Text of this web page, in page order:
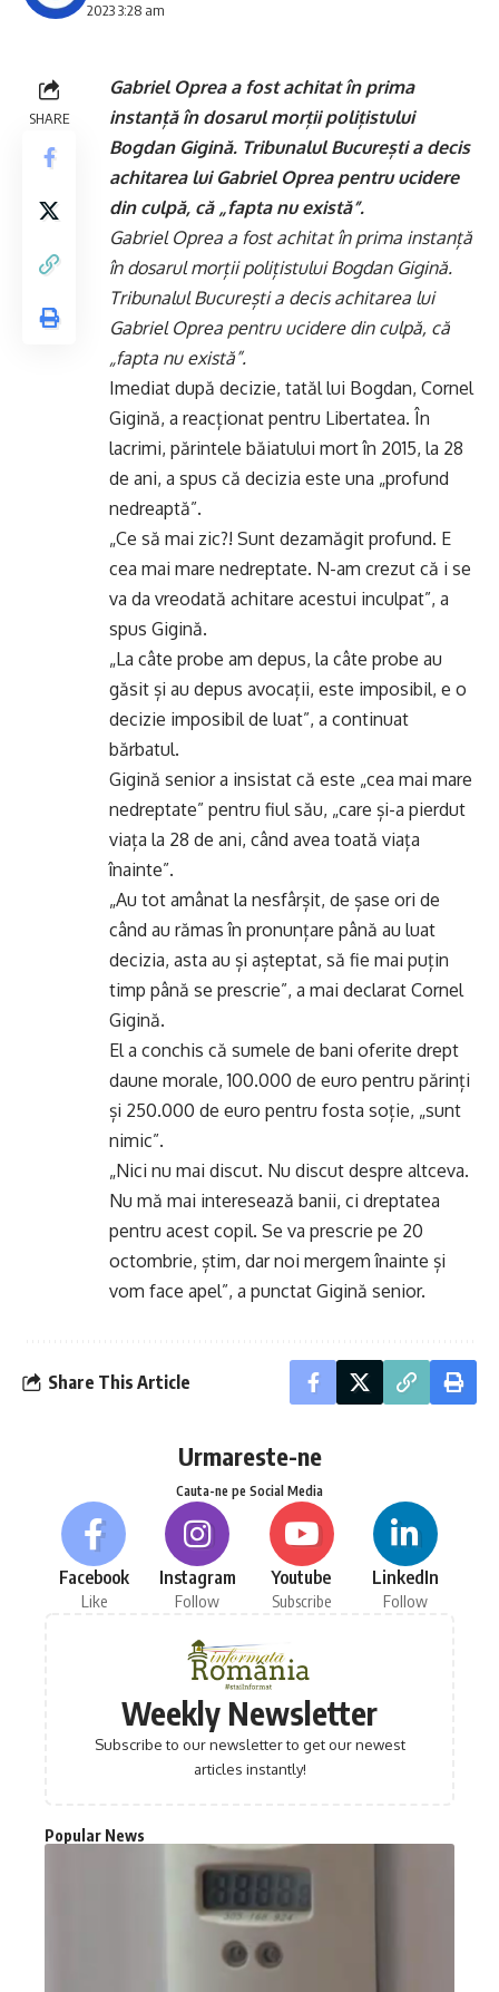
2023 3:28 am
SHARE
Gabriel Oprea a fost achitat în prima
instanță în dosarul morții polițistului
Bogdan Gigină. Tribunalul București a decis
achitarea lui Gabriel Oprea pentru ucidere
din culpă, că „fapta nu există”.
Gabriel Oprea a fost achitat în prima instanță
în dosarul morții polițistului Bogdan Gigină.
Tribunalul București a decis achitarea lui
Gabriel Oprea pentru ucidere din culpă, că
„fapta nu există”.
Imediat după decizie, tatăl lui Bogdan, Cornel
Gigină, a reacționat pentru Libertatea. În
lacrimi, părintele băiatului mort în 2015, la 28
de ani, a spus că decizia este una „profund
nedreaptă”.
„Ce să mai zic?! Sunt dezamăgit profund. E
cea mai mare nedreptate. N-am crezut că i se
va da vreodată achitare acestui inculpat”, a
spus Gigină.
„La câte probe am depus, la câte probe au
găsit și au depus avocații, este imposibil, e o
decizie imposibil de luat”, a continuat
bărbatul.
Gigină senior a insistat că este „cea mai mare
nedreptate” pentru fiul său, „care și-a pierdut
viața la 28 de ani, când avea toată viața
înainte”.
„Au tot amânat la nesfârșit, de șase ori de
când au rămas în pronunțare până au luat
decizia, asta au și așteptat, să fie mai puțin
timp până se prescrie”, a mai declarat Cornel
Gigină.
El a conchis că sumele de bani oferite drept
daune morale, 100.000 de euro pentru părinți
și 250.000 de euro pentru fosta soție, „sunt
nimic”.
„Nici nu mai discut. Nu discut despre altceva.
Nu mă mai interesează banii, ci dreptatea
pentru acest copil. Se va prescrie pe 20
octombrie, știm, dar noi mergem înainte și
vom face apel”, a punctat Gigină senior.
Share This Article
Urmareste-ne
Cauta-ne pe Social Media
Facebook
Like
Instagram
Follow
Youtube
Subscribe
LinkedIn
Follow
Weekly Newsletter
Subscribe to our newsletter to get our newest
articles instantly!
Popular News